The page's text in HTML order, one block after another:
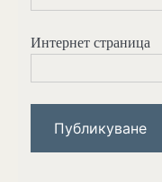
Интернет страница